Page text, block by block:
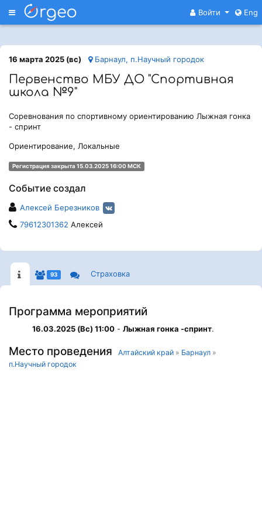
Меню Войти Eng
16 марта 2025 (вс) Барнаул, п.Научный городок
Первенство МБУ ДО "Спортивная
школа №9"
Соревнования по спортивному ориентированию Лыжная гонка
- спринт
Ориентирование, Локальные
Регистрация закрыта 15.03.2025 16:00 МСК
Событие создал
Алексей Березников
79612301362 Алексей
93 Страховка
Программа мероприятий
16.03.2025 (Вс) 11:00 - Лыжная гонка -спринт.
Место проведения Алтайский край » Барнаул »
п.Научный городок